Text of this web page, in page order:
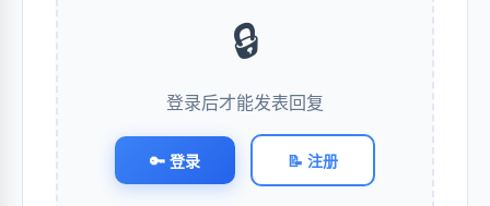
🔒
登录后才能发表回复
🔑 登录 📝 注册